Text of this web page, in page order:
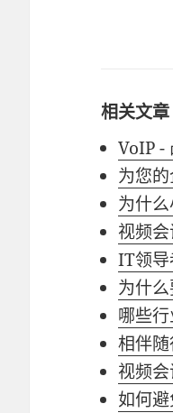
相关文章
VoIP -
为您
为什
视频
IT领导
为什么
哪些
相伴
视频
如何